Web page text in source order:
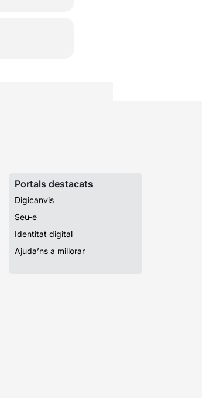
Portals destacats
Digicanvis
Seu-e
Identitat digital
Ajuda’ns a millorar